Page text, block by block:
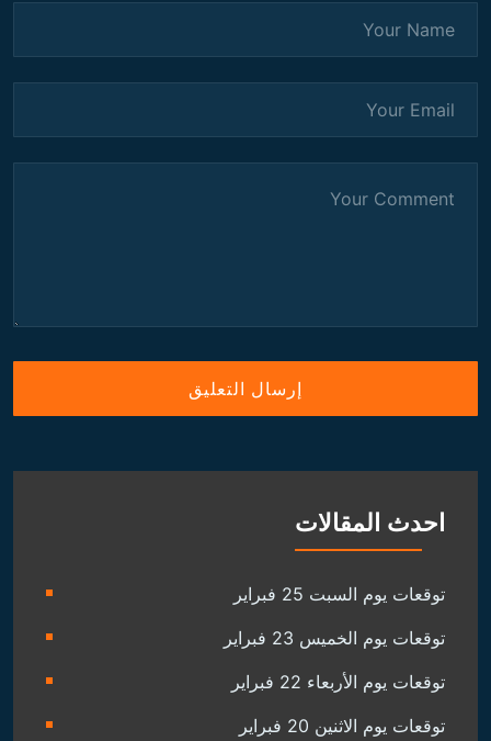
احدث المقالات
توقعات يوم السبت 25 فبراير
توقعات يوم الخميس 23 فبراير
توقعات يوم الأربعاء 22 فبراير
توقعات يوم الاثنين 20 فبراير